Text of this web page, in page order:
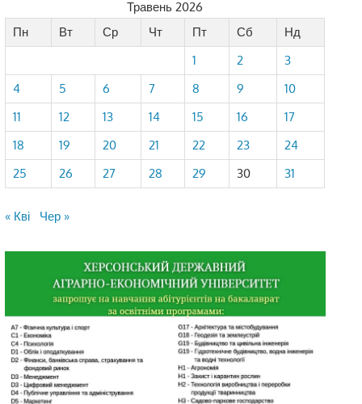
Травень 2026
Пн
Вт Ср Чт Пт Сб
Нд
1
2
3
4
5 6 7 8 9
10
11
12 13 14 15 16
17
18
19 20 21 22 23
24
25
26 27 28 29 30 31
« Кві Чер »